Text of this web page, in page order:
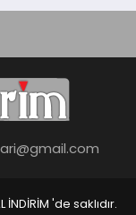
'de saklıdır.